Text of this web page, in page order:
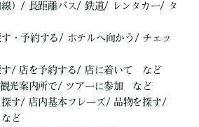
）/ 長距離バス/ 鉄道/ レンタカー/ タ
・予約する/ ホテルへ向かう/ チェッ
/ 店を予約する/ 店に着いて など
光案内所で/ ツアーに参加 など
す/ 店内基本フレーズ/ 品物を探す/
ど